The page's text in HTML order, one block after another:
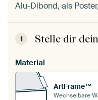
Alu-Dibond, als
1 Stelle dir
Material
ArtFrame™
Wechselbare